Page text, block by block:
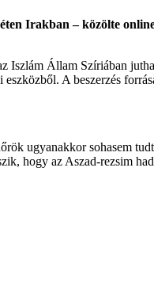
Irakban – közölte
Iszlám Állam Szíriában
A beszerzés
ugyanakkor sohasem
hogy az Aszad-rezsim